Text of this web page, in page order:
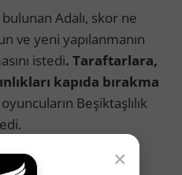
Adalı, skor ne
ve yeni yapılanmanın
istedi. Taraftarlara,
kapıda bırakma
Beşiktaşlılık
×